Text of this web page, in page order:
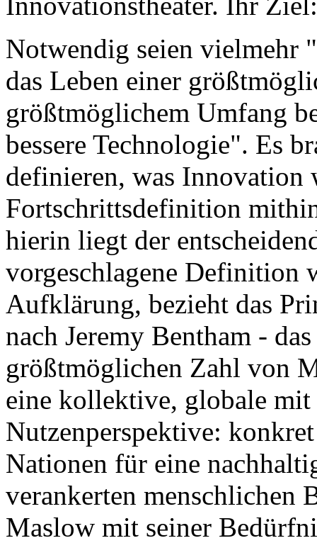
Notwendig seien vielmehr
das Leben einer
größtmöglichem Umfang
bessere Technologie". Es
definieren, was Innovation
Fortschrittsdefinition
hierin liegt der
vorgeschlagene Definition
Aufklärung, bezieht das
nach Jeremy Bentham -
größtmöglichen Zahl von
eine kollektive, globale
Nutzenperspektive:
Nationen für eine
verankerten menschlichen
Maslow mit seiner